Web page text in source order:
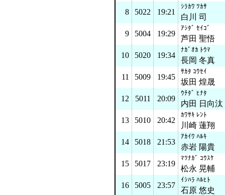
8
5022 19:21
ｼﾗｶﾜ ﾂｶｻ
白川 司
9
5004 19:29
ｱｼﾀﾞ ｾｲｺﾞ
芦田 聖悟
10
5020 19:34
ﾅｶﾞｵｶ ﾄｳﾏ
長岡 冬真
11
5009 19:45
ｻｶﾀ ｺｳｾｲ
坂田 煌晟
12
5011 20:09
ｳﾁﾀﾞ ﾋﾅﾀ
内田 日向汰
13
5010 20:42
ｶﾜｻｷ ﾚﾝﾄ
川崎 蓮翔
14
5018 21:53
ｱｶｲﾜ ﾊﾙｷ
赤岩 陽貴
15
5017 23:19
ﾏﾂﾅｶﾞ ｺｳｽｹ
松永 晃輔
16
5005 23:57
ｲｼﾊﾗ ﾊﾙﾋﾄ
石原 悠史